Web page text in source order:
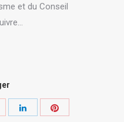
et du Conseil
Share
Share